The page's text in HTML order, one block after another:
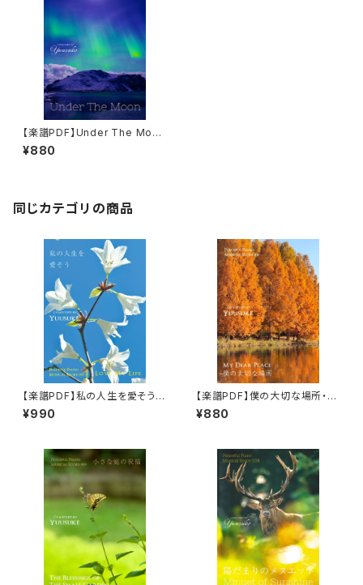
【楽譜PDF】Under The Moo
n・ピアノソロ楽譜／Peaceful
Piano Musical Score 005
¥880
同じカテゴリの商品
【楽譜PDF】私の人生を愛そう・
ピアノソロ楽譜／"Love My Li
fe" Peaceful Piano Musica
¥990
【楽譜PDF】僕の大切な場所・ピ
アノソロ楽譜／"My Dear Plac
e" Peaceful Piano Musical
¥880